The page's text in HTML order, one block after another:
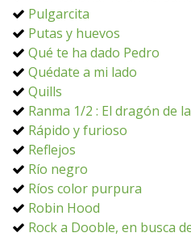
Pulgarcita
Putas y huevos
Qué te ha dado Pedro
Quédate a mi lado
Quills
Ranma 1/2 : El dragón de
Rápido y furioso
Reflejos
Río negro
Ríos color purpura
Robin Hood
Rock a Dooble, en busca